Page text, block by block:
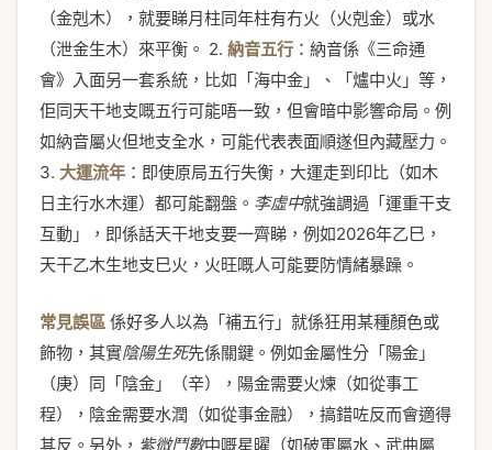
（金剋木），就要睇月柱同年柱有冇火（火剋金）或水
（泄金生木）來平衡。 2. 納音五行 ：納音係《三命通
會》入面另一套系統，比如「海中金」、「爐中火」等，
佢同天干地支嘅五行可能唔一致，但會暗中影響命局。例
如納音屬火但地支全水，可能代表表面順遂但內藏壓力。
3. 大運流年 ：即使原局五行失衡，大運走到印比（如木
日主行水木運）都可能翻盤。 李虛中就強調過「運重干支
互動」，即係話天干地支要一齊睇，例如2026年乙巳，
天干乙木生地支巳火，火旺嘅人可能要防情緒暴躁。
常見誤區 係好多人以為「補五行」就係狂用某種顏色或
飾物，其實陰陽生死先係關鍵。例如金屬性分「陽金」
（庚）同「陰金」（辛），陽金需要火煉（如從事工
程），陰金需要水潤（如從事金融），搞錯咗反而會適得
其反。另外， 紫微鬥數中嘅星曜（如破軍屬水、武曲屬